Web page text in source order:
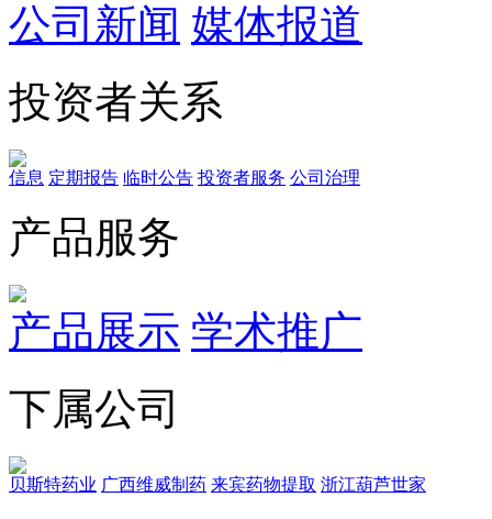
公司新闻 媒体报道
投资者关系
信息 定期报告 临时公告 投资者服务 公司治理
产品服务
产品展示 学术推广
下属公司
贝斯特药业 广西维威制药 来宾药物提取 浙江葫芦世家